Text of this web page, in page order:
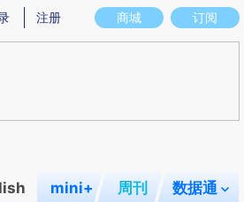
存在偏差。不代表财新观点和立场。推荐点击
商城 订阅
注册
mini+ 周刊 数据通